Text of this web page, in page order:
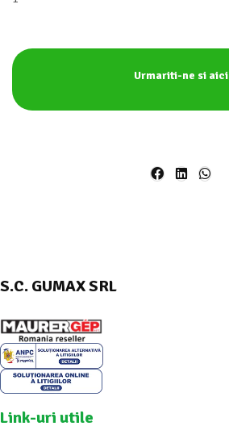
Urmariti-ne si aici
S.C. GUMAX SRL
Link-uri utile